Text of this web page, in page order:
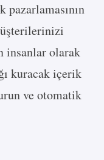
pazarlamasının
insanlar olarak
kuracak içerik
ve otomatik